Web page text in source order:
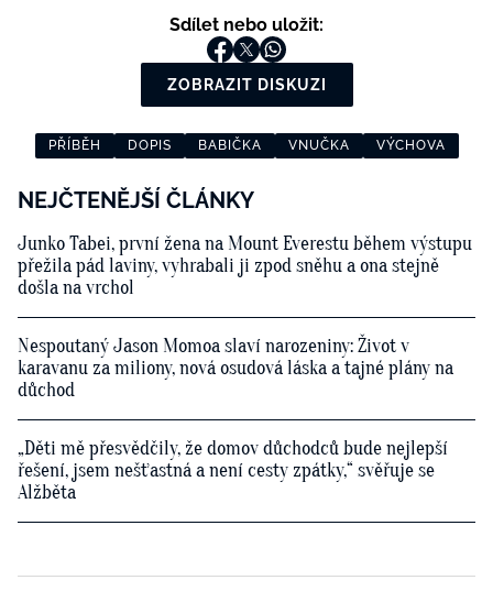
Sdílet nebo uložit:
ZOBRAZIT DISKUZI
PŘÍBĚH DOPIS BABIČKA VNUČKA VÝCHOVA
NEJČTENĚJŠÍ ČLÁNKY
Junko Tabei, první žena na Mount Everestu během výstupu
přežila pád laviny, vyhrabali ji zpod sněhu a ona stejně
došla na vrchol
Nespoutaný Jason Momoa slaví narozeniny: Život v
karavanu za miliony, nová osudová láska a tajné plány na
důchod
„Děti mě přesvědčily, že domov důchodců bude nejlepší
řešení, jsem nešťastná a není cesty zpátky,“ svěřuje se
Alžběta